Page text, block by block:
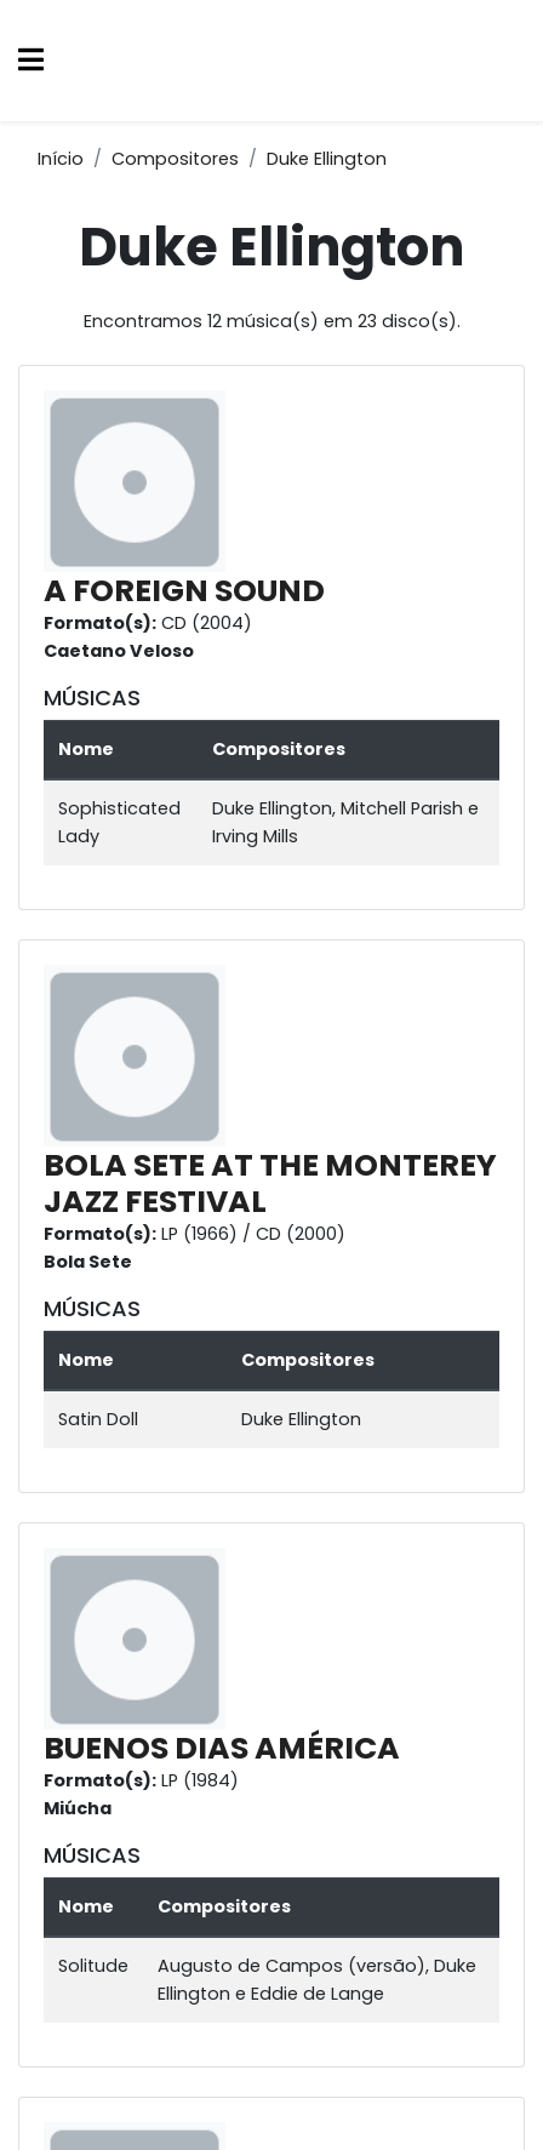
Início Compositores Duke Ellington
Duke Ellington
Encontramos 12 música(s) em 23 disco(s).
A FOREIGN SOUND
Formato(s): CD (2004)
Caetano Veloso
MÚSICAS
Nome Compositores
Sophisticated
Lady
Duke Ellington, Mitchell Parish e
Irving Mills
BOLA SETE AT THE MONTEREY
JAZZ FESTIVAL
Formato(s): LP (1966) / CD (2000)
Bola Sete
MÚSICAS
Nome Compositores
Satin Doll Duke Ellington
BUENOS DIAS AMÉRICA
Formato(s): LP (1984)
Miúcha
MÚSICAS
Nome Compositores
Solitude
Augusto de Campos (versão), Duke
Ellington e Eddie de Lange